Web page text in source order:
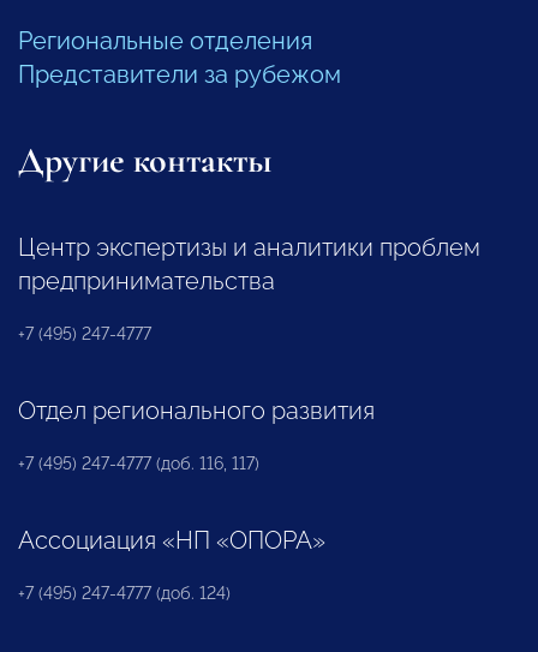
Региональные отделения
Представители за рубежом
Другие контакты
Центр экспертизы и аналитики проблем
предпринимательства
+7 (495) 247-4777
Отдел регионального развития
+7 (495) 247-4777 (доб. 116, 117)
Ассоциация «НП «ОПОРА»
+7 (495) 247-4777 (доб. 124)